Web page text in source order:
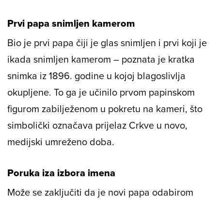
Prvi papa snimljen kamerom
Bio je prvi papa čiji je glas snimljen i prvi koji je
ikada snimljen kamerom – poznata je kratka
snimka iz 1896. godine u kojoj blagoslivlja
okupljene. To ga je učinilo prvom papinskom
figurom zabilježenom u pokretu na kameri, što
simbolički označava prijelaz Crkve u novo,
medijski umreženo doba.
Poruka iza izbora imena
Može se zaključiti da je novi papa odabirom